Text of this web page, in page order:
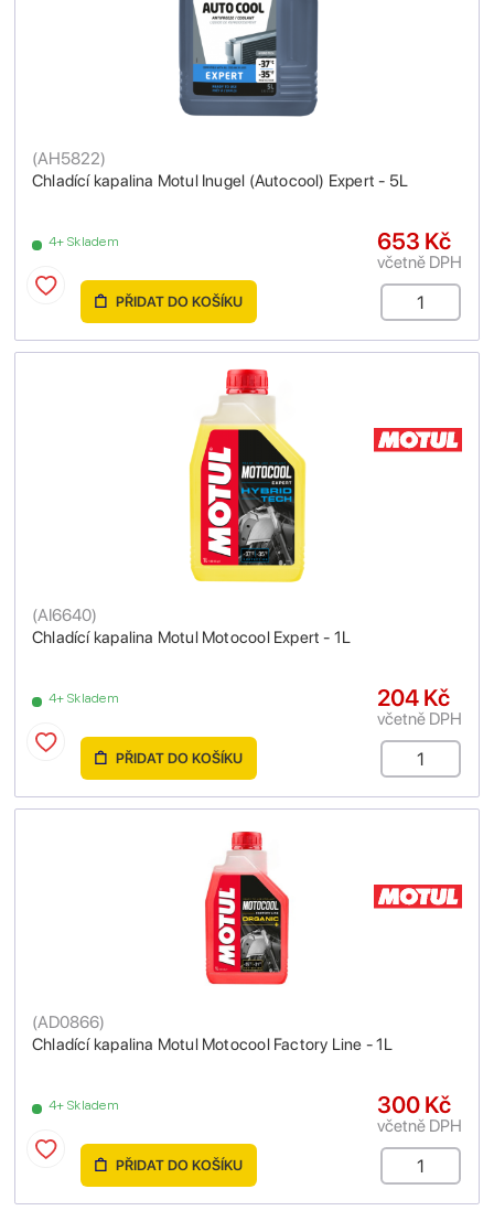
Chladící kapalina Motul Inugel (Autocool) Expert - 5L
(AH5822)
4+ Skladem 653 Kč
včetně DPH
PŘIDAT DO KOŠÍKU
Chladící kapalina Motul Motocool Expert - 1L
(AI6640)
4+ Skladem 204 Kč
včetně DPH
PŘIDAT DO KOŠÍKU
Chladící kapalina Motul Motocool Factory Line - 1L
(AD0866)
4+ Skladem 300 Kč
včetně DPH
PŘIDAT DO KOŠÍKU